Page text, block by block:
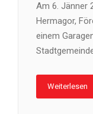
Am 6. Jänner
Hermagor,
einem
Weiterlesen